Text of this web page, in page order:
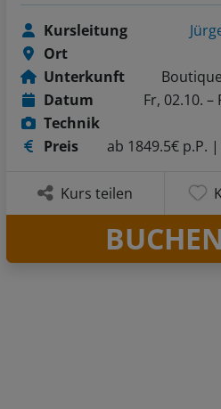
Kursleitung
Ort
Unterkunft
Datum
Fr, 02.10. –
Technik
Preis
ab 1849.5€ p.P.
Kurs teilen
BUCHEN